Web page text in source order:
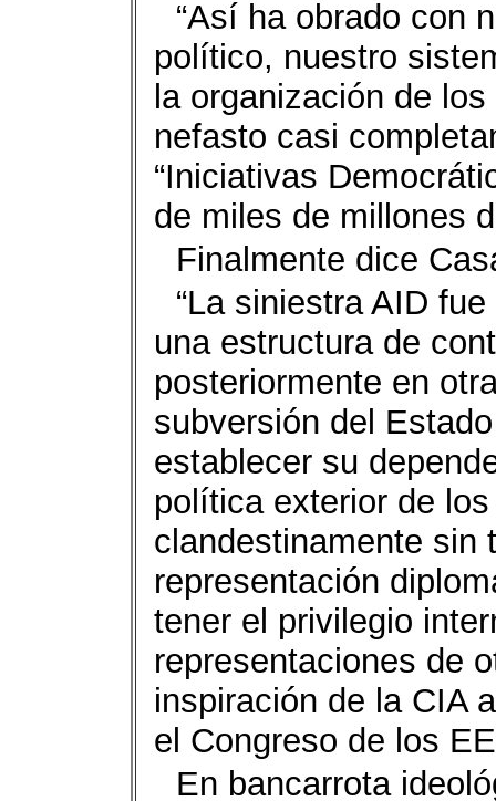
“Así ha obrado con
político, nuestro
la organización de
nefasto casi
“Iniciativas
de miles de millones
Finalmente dice
“La siniestra AID
una estructura de
posteriormente en
subversión del
establecer su
política exterior de
clandestinamente sin
representación
tener el privilegio
representaciones de
inspiración de la CIA
el Congreso de los
En bancarrota